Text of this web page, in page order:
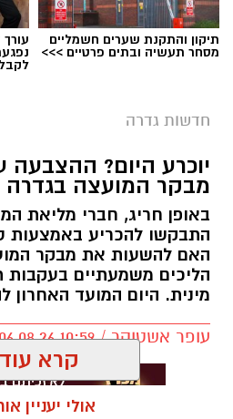
תיקון והתקנת שערים חשמליים
מסחר תעשיה ובתים פרטיים >>>
עורך
חדשות גדרה
יוכרע היום? ההצבעה
מבקר המועצה בגדרה
באופן חריג, חברי מליאת
התבקשו להכריע באמצעות
האם להשעות את מבקר
הליכים משמעתיים בעקבות
מינית. היום המועד האחרון
עופר אשטוקר / 10:59 06.08.26
קרא עוד
אולי יעניין